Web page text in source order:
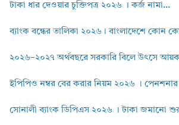
টাকা ধার দেওয়ার চুক্তিপত্র ২০২৬ । কর্জ নামা...
ব্যাংক বন্ধের তালিকা ২০২৬। বাংলাদেশে কোন
২০২৬–২০২৭ অর্থবছরে সরকারি বিলে উৎসে
ইপিপিও নম্বর বের করার নিয়ম ২০২৬ ।
সোনালী ব্যাংক ডিপিএস ২০২৬ । টাকা জমানো